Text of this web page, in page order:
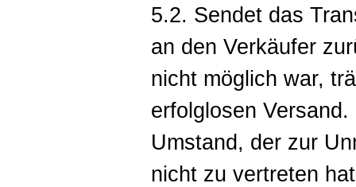
5.2. Sendet das
an den Verkäufer
nicht möglich war,
erfolglosen
Umstand, der zur
nicht zu vertreten